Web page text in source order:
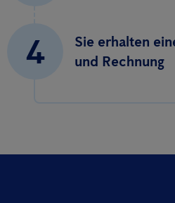
4
Sie erhalten
und Rechnung